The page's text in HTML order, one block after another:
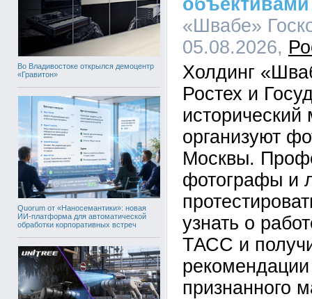
Во Владивостоке открылся демоцентр
«Гравитон»
Quorum от «Наносемантики»: новая
ИИ-платформа для автоматической
обработки корпоративных встреч
объективами
«Швабе»
05.08.2026,
Холдинг
Ростех и
исторический
организуют
Москвы.
фотографы и
узнать о
ТАСС и
признанного